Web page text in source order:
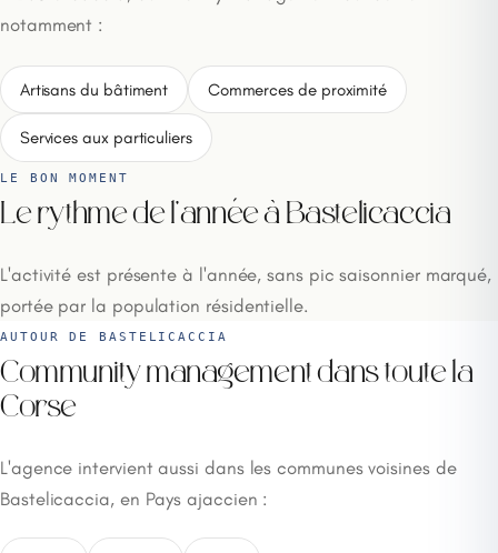
notamment :
Artisans du bâtiment Commerces de proximité
Services aux particuliers
LE BON MOMENT
Le rythme de l'année à Bastelicaccia
L'activité est présente à l'année, sans pic saisonnier marqué,
portée par la population résidentielle.
AUTOUR DE BASTELICACCIA
Community management dans toute la
Corse
L'agence intervient aussi dans les communes voisines de
Bastelicaccia, en Pays ajaccien :